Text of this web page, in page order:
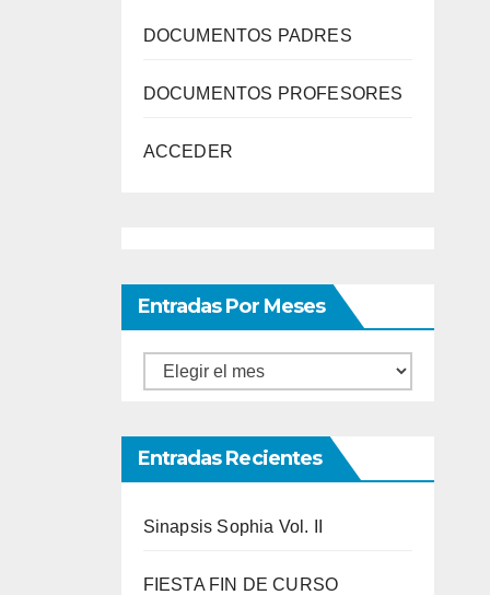
DOCUMENTOS PADRES
DOCUMENTOS PROFESORES
ACCEDER
Entradas Por Meses
Entradas
meses
Entradas Recientes
Sinapsis Sophia Vol. II
FIESTA FIN DE CURSO